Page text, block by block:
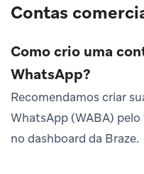
Contas
Como crio uma
WhatsApp?
Recomendamos criar
WhatsApp (WABA)
no dashboard da Braze.